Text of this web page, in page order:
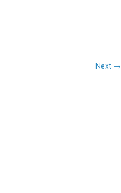
Next →